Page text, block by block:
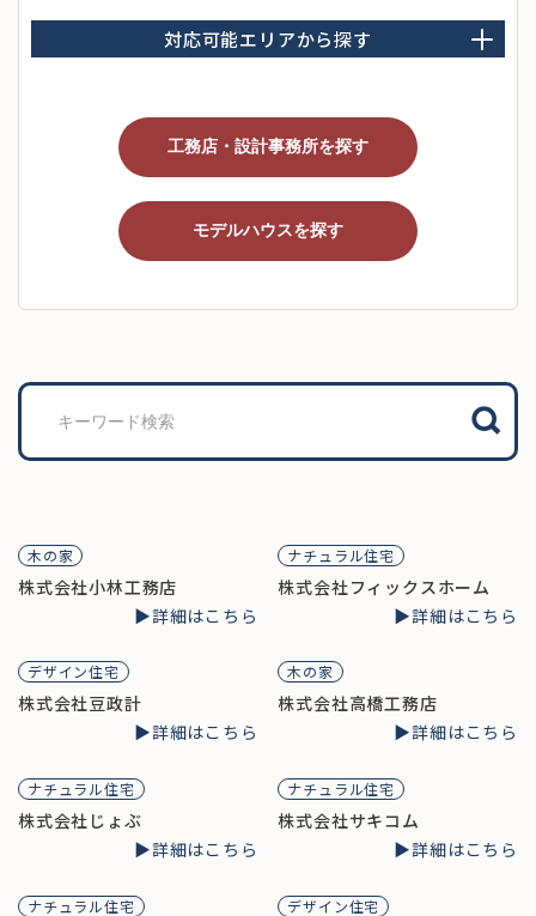
対応可能エリアから探す
検
索
木の家
株式会社小林工務店
▶︎詳細はこちら
ナチュラル住宅
株式会社フィックスホーム
▶︎詳細はこちら
デザイン住宅
株式会社豆政計
▶︎詳細はこちら
木の家
株式会社高橋工務店
▶︎詳細はこちら
ナチュラル住宅
株式会社じょぶ
▶︎詳細はこちら
ナチュラル住宅
株式会社サキコム
▶︎詳細はこちら
ナチュラル住宅 デザイン住宅